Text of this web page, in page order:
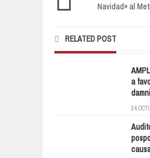
Navidad» al
RELATED POST
a
24